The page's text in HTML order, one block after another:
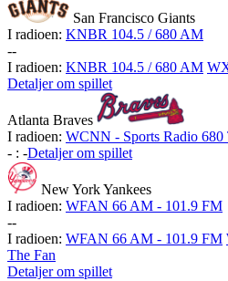
San Francisco Giants
I radioen: KNBR 104.5 / 680 AM
--
I radioen: KNBR 104.5 / 680 AM
Detaljer om spillet
Atlanta Braves
I radioen: WCNN - Sports Radio 680
- : -Detaljer om spillet
New York Yankees
I radioen: WFAN 66 AM - 101.9 FM
--
I radioen: WFAN 66 AM - 101.9 FM
The Fan
Detaljer om spillet